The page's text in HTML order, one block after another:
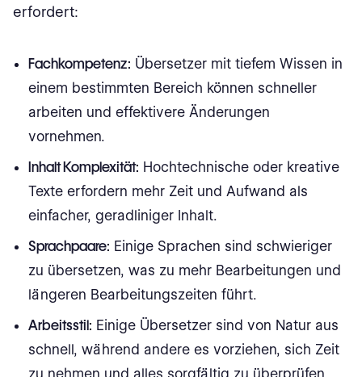
erfordert:
Fachkompetenz: Übersetzer mit tiefem Wissen in
einem bestimmten Bereich können schneller
arbeiten und effektivere Änderungen
vornehmen.
Inhalt Komplexität: Hochtechnische oder kreative
Texte erfordern mehr Zeit und Aufwand als
einfacher, geradliniger Inhalt.
Sprachpaare: Einige Sprachen sind schwieriger
zu übersetzen, was zu mehr Bearbeitungen und
längeren Bearbeitungszeiten führt.
Arbeitsstil: Einige Übersetzer sind von Natur aus
schnell, während andere es vorziehen, sich Zeit
zu nehmen und alles sorgfältig zu überprüfen.